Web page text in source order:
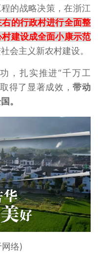
的战略决策，在浙江
的行政村进行全面整
建设成全面小康示范
会主义新农村建设。
，扎实推进“千万工
得了显著成效，带动
。
络)